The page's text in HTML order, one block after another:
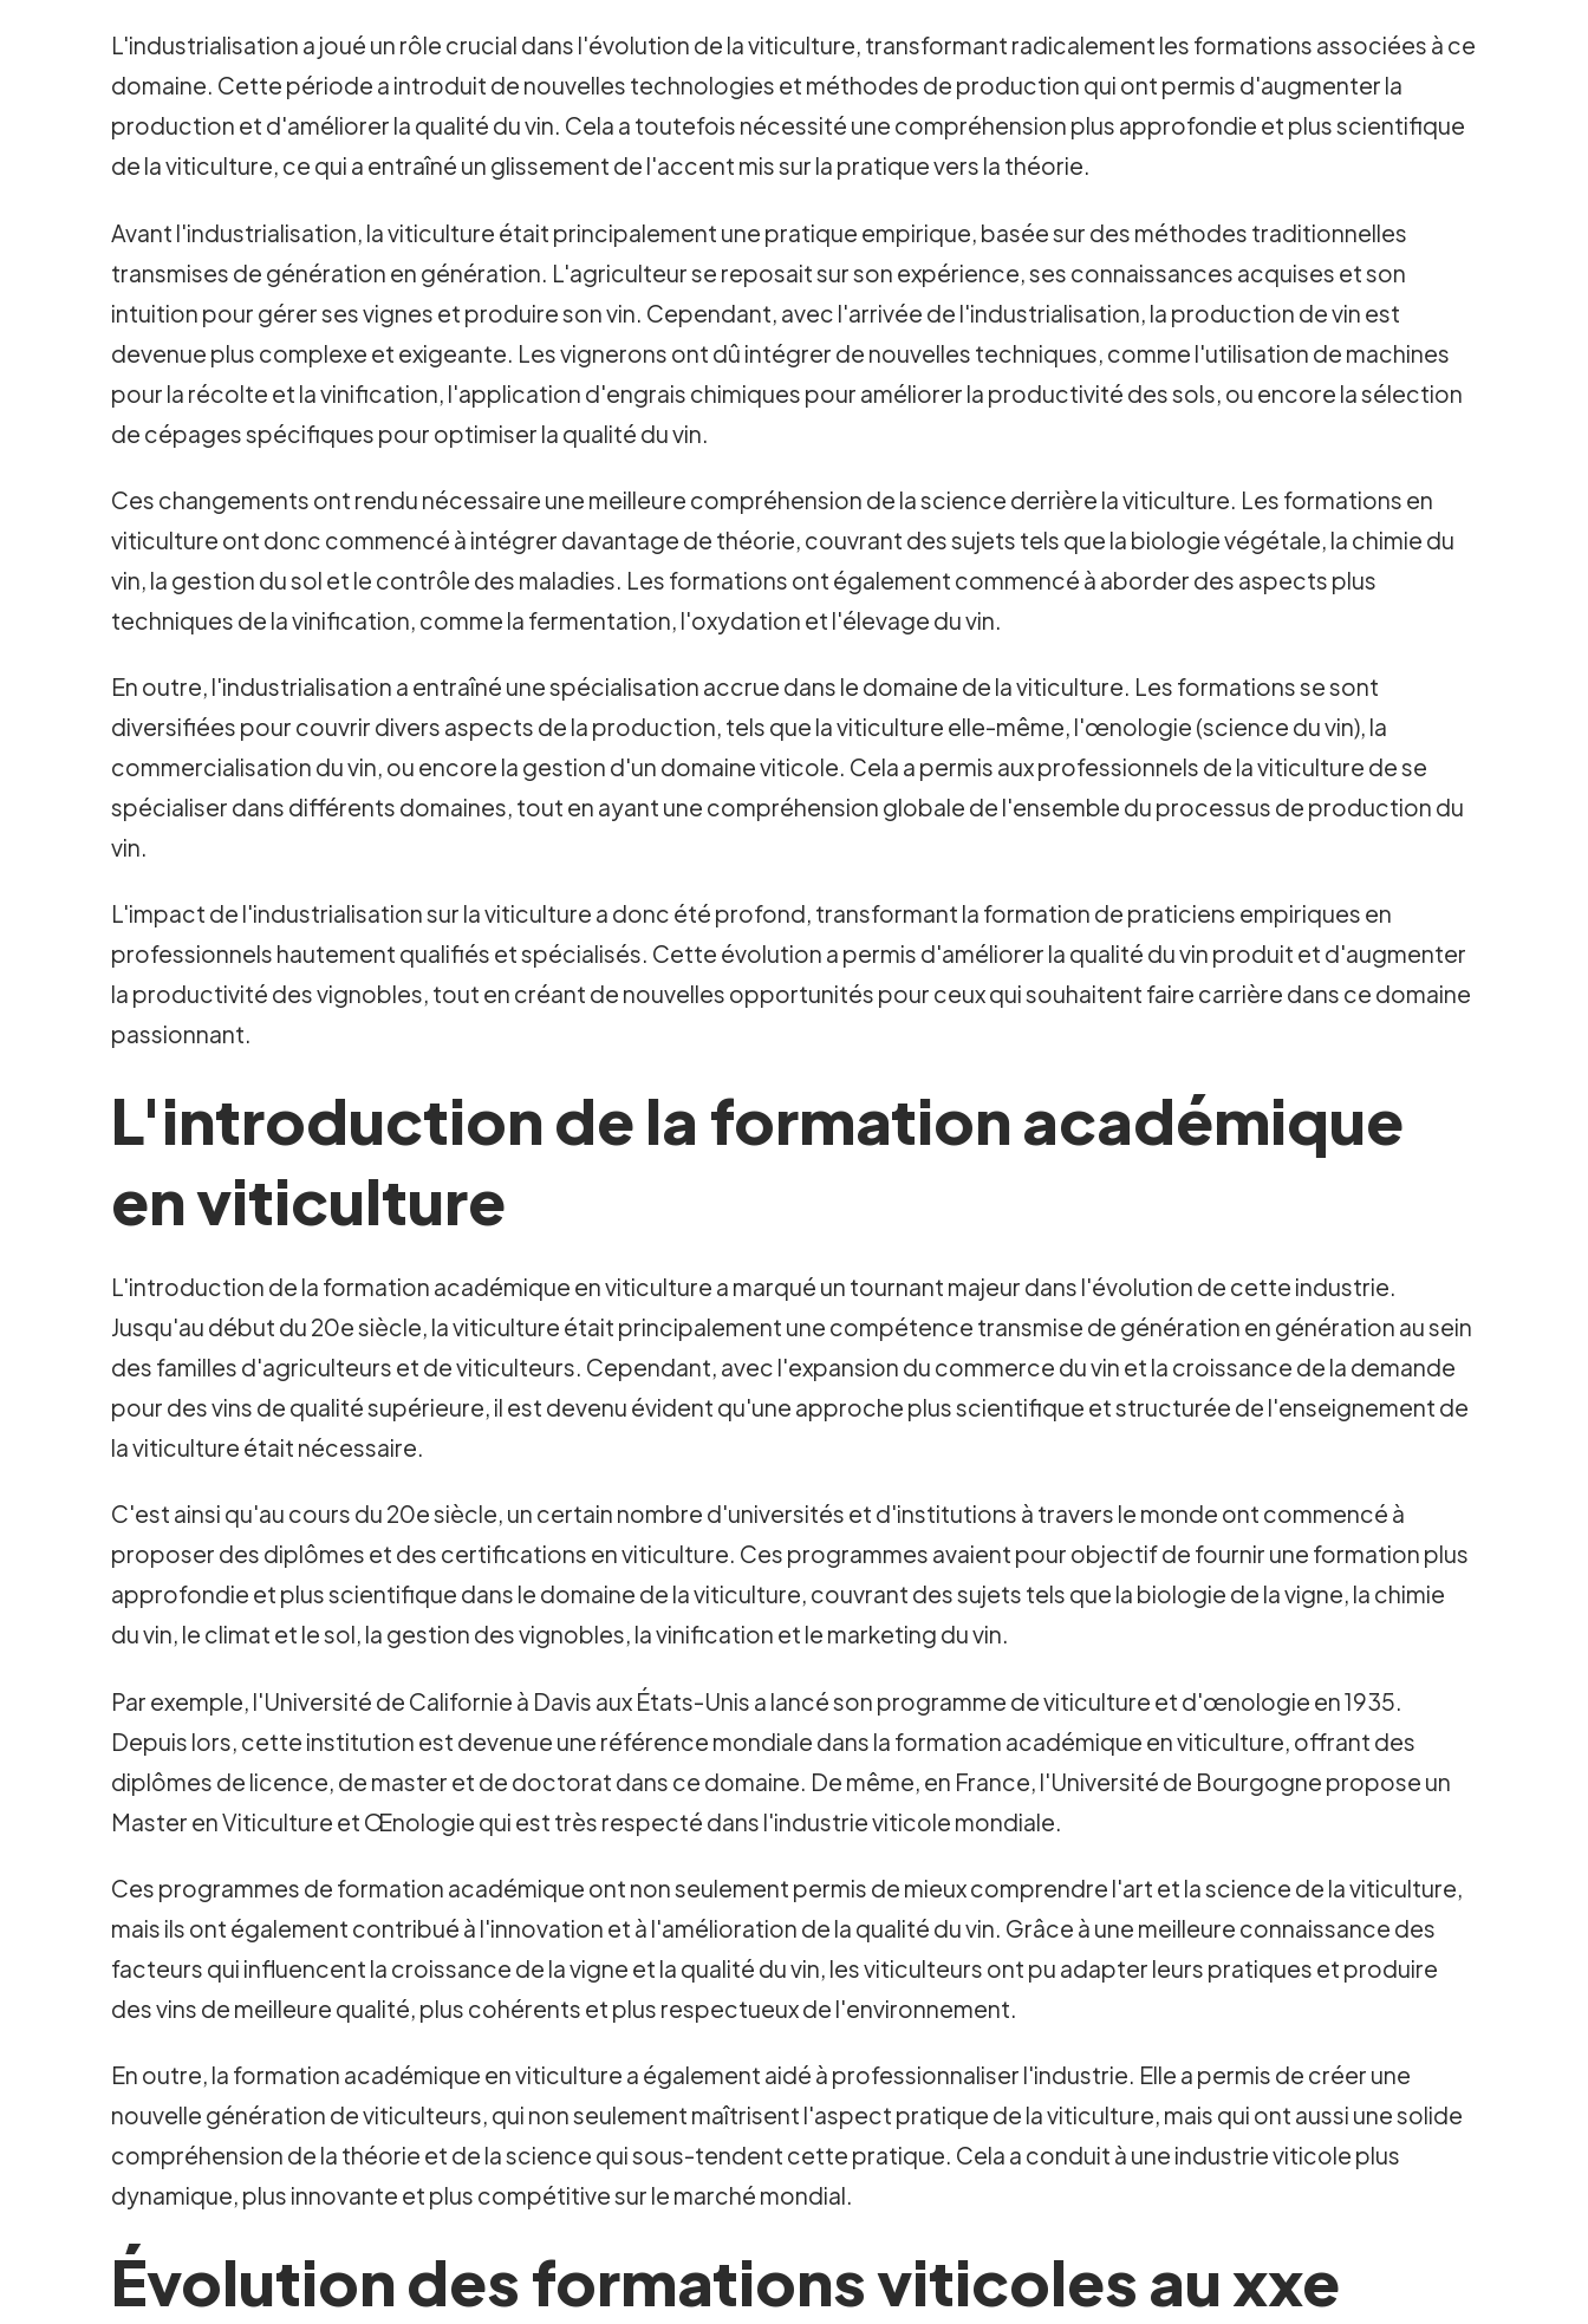
L'industrialisation a joué un rôle crucial dans l'évolution de la viticulture, transformant radicalement les formations associées à ce
domaine. Cette période a introduit de nouvelles technologies et méthodes de production qui ont permis d'augmenter la
production et d'améliorer la qualité du vin. Cela a toutefois nécessité une compréhension plus approfondie et plus scientifique
de la viticulture, ce qui a entraîné un glissement de l'accent mis sur la pratique vers la théorie.
Avant l'industrialisation, la viticulture était principalement une pratique empirique, basée sur des méthodes traditionnelles
transmises de génération en génération. L'agriculteur se reposait sur son expérience, ses connaissances acquises et son
intuition pour gérer ses vignes et produire son vin. Cependant, avec l'arrivée de l'industrialisation, la production de vin est
devenue plus complexe et exigeante. Les vignerons ont dû intégrer de nouvelles techniques, comme l'utilisation de machines
pour la récolte et la vinification, l'application d'engrais chimiques pour améliorer la productivité des sols, ou encore la sélection
de cépages spécifiques pour optimiser la qualité du vin.
Ces changements ont rendu nécessaire une meilleure compréhension de la science derrière la viticulture. Les formations en
viticulture ont donc commencé à intégrer davantage de théorie, couvrant des sujets tels que la biologie végétale, la chimie du
vin, la gestion du sol et le contrôle des maladies. Les formations ont également commencé à aborder des aspects plus
techniques de la vinification, comme la fermentation, l'oxydation et l'élevage du vin.
En outre, l'industrialisation a entraîné une spécialisation accrue dans le domaine de la viticulture. Les formations se sont
diversifiées pour couvrir divers aspects de la production, tels que la viticulture elle-même, l'œnologie (science du vin), la
commercialisation du vin, ou encore la gestion d'un domaine viticole. Cela a permis aux professionnels de la viticulture de se
spécialiser dans différents domaines, tout en ayant une compréhension globale de l'ensemble du processus de production du
vin.
L'impact de l'industrialisation sur la viticulture a donc été profond, transformant la formation de praticiens empiriques en
professionnels hautement qualifiés et spécialisés. Cette évolution a permis d'améliorer la qualité du vin produit et d'augmenter
la productivité des vignobles, tout en créant de nouvelles opportunités pour ceux qui souhaitent faire carrière dans ce domaine
passionnant.
L'introduction de la formation académique
en viticulture
L'introduction de la formation académique en viticulture a marqué un tournant majeur dans l'évolution de cette industrie.
Jusqu'au début du 20e siècle, la viticulture était principalement une compétence transmise de génération en génération au sein
des familles d'agriculteurs et de viticulteurs. Cependant, avec l'expansion du commerce du vin et la croissance de la demande
pour des vins de qualité supérieure, il est devenu évident qu'une approche plus scientifique et structurée de l'enseignement de
la viticulture était nécessaire.
C'est ainsi qu'au cours du 20e siècle, un certain nombre d'universités et d'institutions à travers le monde ont commencé à
proposer des diplômes et des certifications en viticulture. Ces programmes avaient pour objectif de fournir une formation plus
approfondie et plus scientifique dans le domaine de la viticulture, couvrant des sujets tels que la biologie de la vigne, la chimie
du vin, le climat et le sol, la gestion des vignobles, la vinification et le marketing du vin.
Par exemple, l'Université de Californie à Davis aux États-Unis a lancé son programme de viticulture et d'œnologie en 1935.
Depuis lors, cette institution est devenue une référence mondiale dans la formation académique en viticulture, offrant des
diplômes de licence, de master et de doctorat dans ce domaine. De même, en France, l'Université de Bourgogne propose un
Master en Viticulture et Œnologie qui est très respecté dans l'industrie viticole mondiale.
Ces programmes de formation académique ont non seulement permis de mieux comprendre l'art et la science de la viticulture,
mais ils ont également contribué à l'innovation et à l'amélioration de la qualité du vin. Grâce à une meilleure connaissance des
facteurs qui influencent la croissance de la vigne et la qualité du vin, les viticulteurs ont pu adapter leurs pratiques et produire
des vins de meilleure qualité, plus cohérents et plus respectueux de l'environnement.
En outre, la formation académique en viticulture a également aidé à professionnaliser l'industrie. Elle a permis de créer une
nouvelle génération de viticulteurs, qui non seulement maîtrisent l'aspect pratique de la viticulture, mais qui ont aussi une solide
compréhension de la théorie et de la science qui sous-tendent cette pratique. Cela a conduit à une industrie viticole plus
dynamique, plus innovante et plus compétitive sur le marché mondial.
Évolution des formations viticoles au xxe